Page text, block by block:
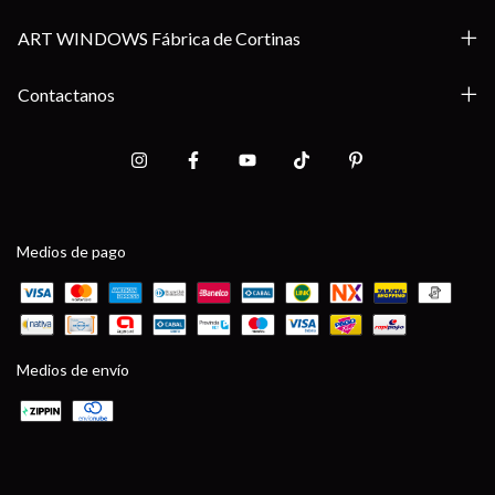
ART WINDOWS Fábrica de Cortinas
Contactanos
Medios de pago
Medios de envío